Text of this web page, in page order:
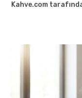
Soğuk Kahve
Kahve.com